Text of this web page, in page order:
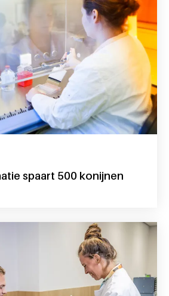
spaart 500 konijnen
eén bloeddonatie spaart 500 konijnen